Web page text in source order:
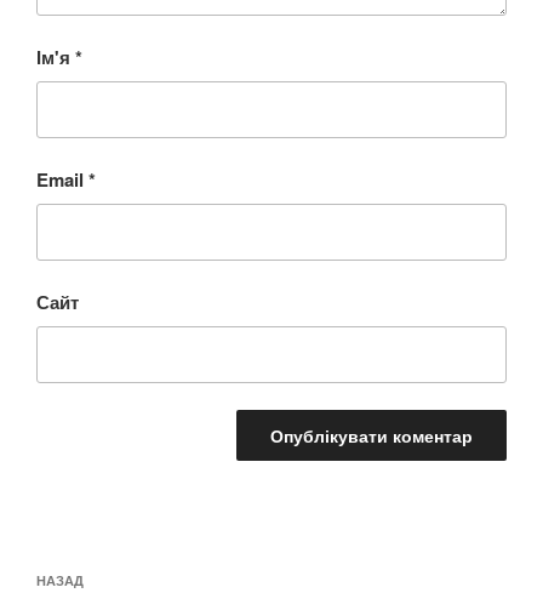
Ім'я *
Email *
Сайт
Попередній
НАЗАД